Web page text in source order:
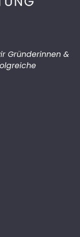
Gründerinnen &